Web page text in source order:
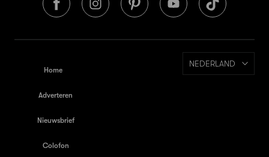
Home
Adverteren
Nieuwsbrief
Colofon
NEDERLAND